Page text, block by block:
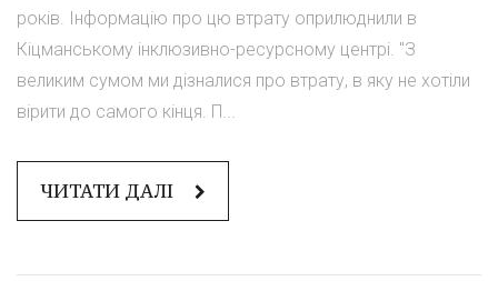
років. Інформацію про цю втрату оприлюднили в
Кіцманському інклюзивно-ресурсному центрі. "З
великим сумом ми дізналися про втрату, в яку не хотіли
вірити до самого кінця. П...
ЧИТАТИ ДАЛІ